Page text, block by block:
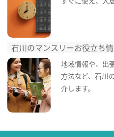
石川のマンスリーお役立ち
地域情報や、出
方法など、石川
介します。